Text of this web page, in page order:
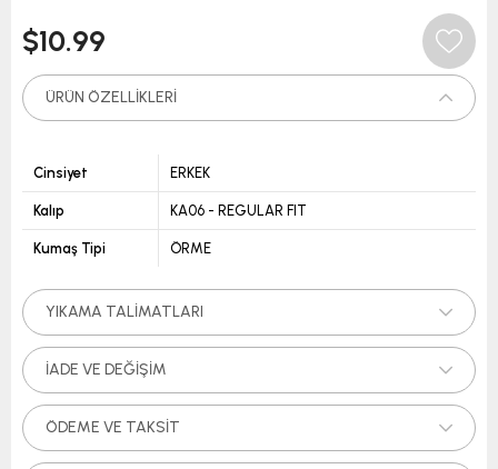
$10.99
ÜRÜN ÖZELLIKLERI
Cinsiyet ERKEK
Kalıp KA06 - REGULAR FIT
Kumaş Tipi ÖRME
YIKAMA TALIMATLARI
İADE VE DEĞIŞIM
ÖDEME VE TAKSIT